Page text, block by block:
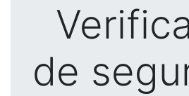
de